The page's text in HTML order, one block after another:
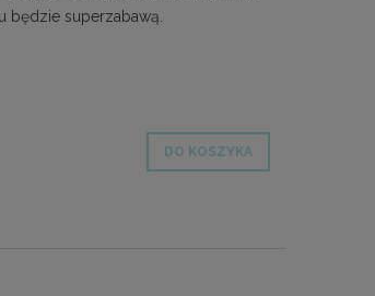
będzie superzabawą.
DO KOSZYKA